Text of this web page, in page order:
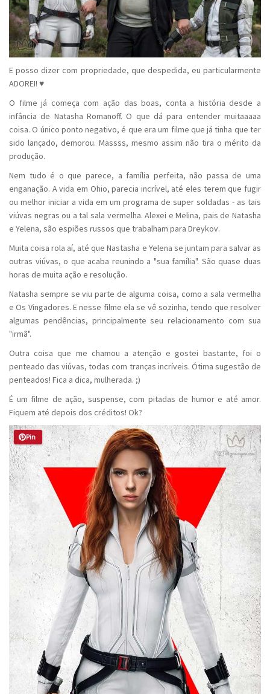
E posso dizer com propriedade, que despedida, eu particularmente
ADOREI! ♥
O filme já começa com ação das boas, conta a história desde a
infância de Natasha Romanoff. O que dá para entender muitaaaaa
coisa. O único ponto negativo, é que era um filme que já tinha que ter
sido lançado, demorou. Massss, mesmo assim não tira o mérito da
produção.
Nem tudo é o que parece, a família perfeita, não passa de uma
enganação. A vida em Ohio, parecia incrível, até eles terem que fugir
ou melhor iniciar a vida em um programa de super soldadas - as tais
viúvas negras ou a tal sala vermelha. Alexei e Melina, pais de Natasha
e Yelena, são espiões russos que trabalham para Dreykov.
Muita coisa rola aí, até que Nastasha e Yelena se juntam para salvar as
outras viúvas, o que acaba reunindo a "sua família". São quase duas
horas de muita ação e resolução.
Natasha sempre se viu parte de alguma coisa, como a sala vermelha
e Os Vingadores. E nesse filme ela se vê sozinha, tendo que resolver
algumas pendências, principalmente seu relacionamento com sua
"irmã".
Outra coisa que me chamou a atenção e gostei bastante, foi o
penteado das viúvas, todas com tranças incríveis. Ótima sugestão de
penteados! Fica a dica, mulherada. ;)
É um filme de ação, suspense, com pitadas de humor e até amor.
Fiquem até depois dos créditos! Ok?
Pin